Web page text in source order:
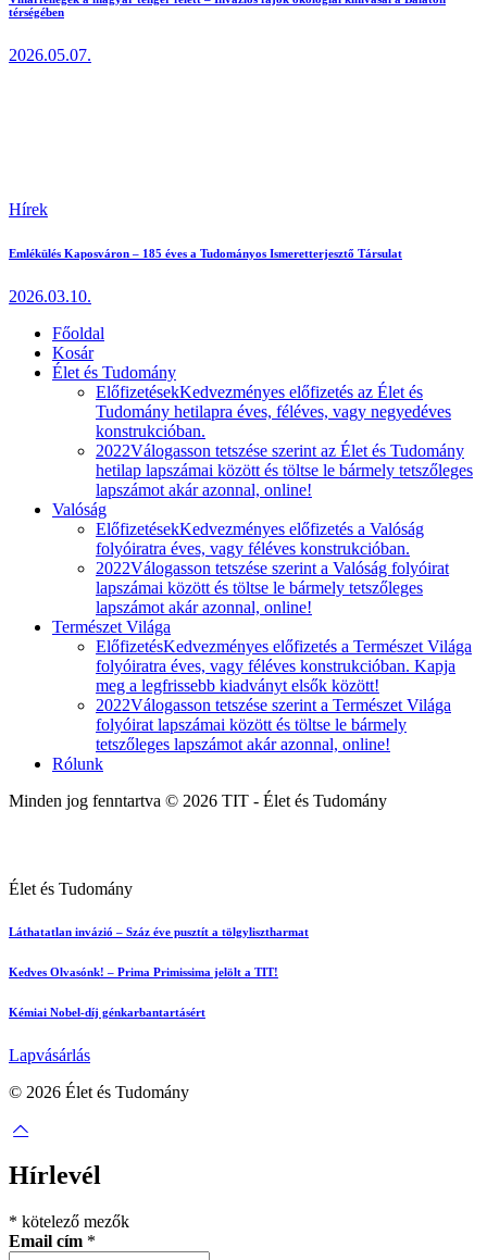
térségében
2026.05.07.
Hírek
Emlékülés Kaposváron – 185 éves a Tudományos Ismeretterjesztő Társulat
2026.03.10.
Főoldal
Kosár
Élet és Tudomány
ElőfizetésekKedvezményes előfizetés az Élet és
Tudomány hetilapra éves, féléves, vagy negyedéves
konstrukcióban.
2022Válogasson tetszése szerint az Élet és Tudomány
hetilap lapszámai között és töltse le bármely tetszőleges
lapszámot akár azonnal, online!
Valóság
ElőfizetésekKedvezményes előfizetés a Valóság
folyóiratra éves, vagy féléves konstrukcióban.
2022Válogasson tetszése szerint a Valóság folyóirat
lapszámai között és töltse le bármely tetszőleges
lapszámot akár azonnal, online!
Természet Világa
ElőfizetésKedvezményes előfizetés a Természet Világa
folyóiratra éves, vagy féléves konstrukcióban. Kapja
meg a legfrissebb kiadványt elsők között!
2022Válogasson tetszése szerint a Természet Világa
folyóirat lapszámai között és töltse le bármely
tetszőleges lapszámot akár azonnal, online!
Rólunk
Minden jog fenntartva © 2026 TIT - Élet és Tudomány
Élet és Tudomány
Láthatatlan invázió – Száz éve pusztít a tölgylisztharmat
Kedves Olvasónk! – Prima Primissima jelölt a TIT!
Kémiai Nobel-díj génkarbantartásért
Lapvásárlás
© 2026 Élet és Tudomány
facebook-
youtube-
email
Hírlevél
* kötelező mezők
Email cím *